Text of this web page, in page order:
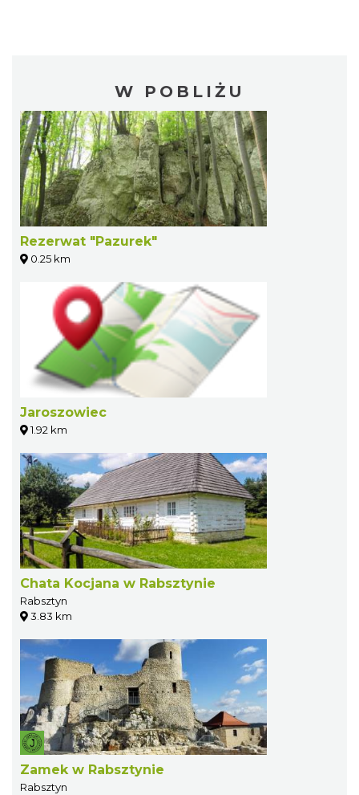
W POBLIŻU
Rezerwat "Pazurek"
0.25 km
Jaroszowiec
1.92 km
Chata Kocjana w Rabsztynie
Rabsztyn
3.83 km
Zamek w Rabsztynie
Rabsztyn